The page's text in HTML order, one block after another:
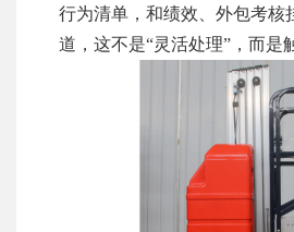
行为清单，和绩效、外包考核
道，这不是“灵活处理”，而是